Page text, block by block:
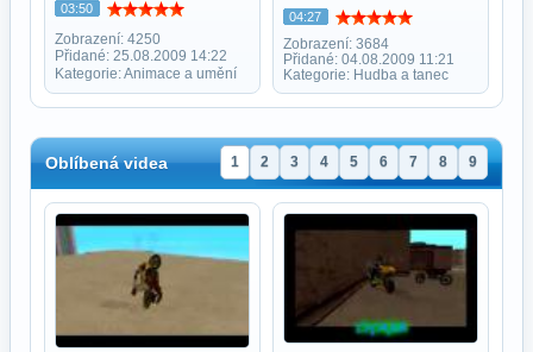
03:50
Zobrazení: 4250
Přidané: 25.08.2009 14:22
Kategorie: Animace a umění
04:27
Zobrazení: 3684
Přidané: 04.08.2009 11:21
Kategorie: Hudba a tanec
Oblíbená videa 1 2 3 4 5 6 7 8 9